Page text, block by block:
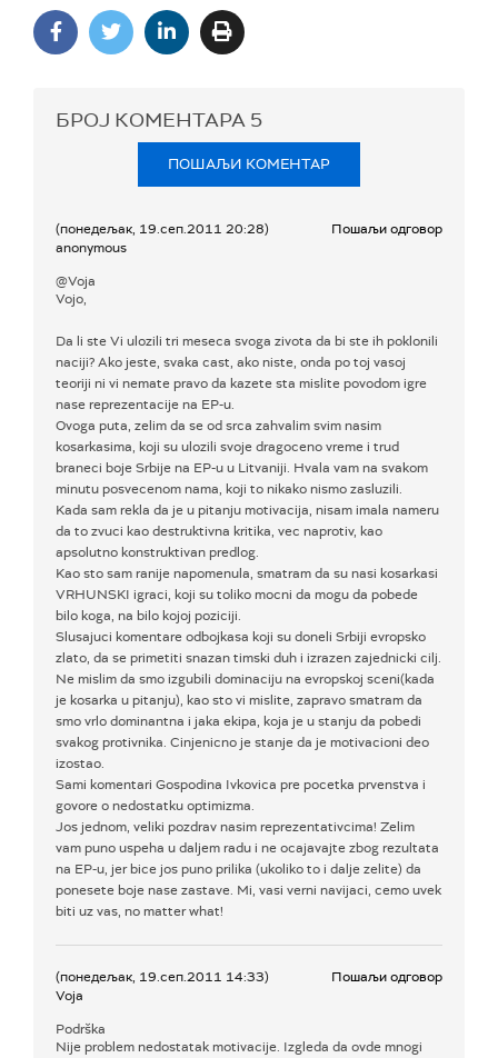
БРОЈ КОМЕНТАРА 5
ПОШАЉИ КОМЕНТАР
(понедељак, 19.сеп.2011 20:28)
anonymous
Пошаљи одговор
@Voja
Vojo,
Da li ste Vi ulozili tri meseca svoga zivota da bi ste ih poklonili
naciji? Ako jeste, svaka cast, ako niste, onda po toj vasoj
teoriji ni vi nemate pravo da kazete sta mislite povodom igre
nase reprezentacije na EP-u.
Ovoga puta, zelim da se od srca zahvalim svim nasim
kosarkasima, koji su ulozili svoje dragoceno vreme i trud
braneci boje Srbije na EP-u u Litvaniji. Hvala vam na svakom
minutu posvecenom nama, koji to nikako nismo zasluzili.
Kada sam rekla da je u pitanju motivacija, nisam imala nameru
da to zvuci kao destruktivna kritika, vec naprotiv, kao
apsolutno konstruktivan predlog.
Kao sto sam ranije napomenula, smatram da su nasi kosarkasi
VRHUNSKI igraci, koji su toliko mocni da mogu da pobede
bilo koga, na bilo kojoj poziciji.
Slusajuci komentare odbojkasa koji su doneli Srbiji evropsko
zlato, da se primetiti snazan timski duh i izrazen zajednicki cilj.
Ne mislim da smo izgubili dominaciju na evropskoj sceni(kada
je kosarka u pitanju), kao sto vi mislite, zapravo smatram da
smo vrlo dominantna i jaka ekipa, koja je u stanju da pobedi
svakog protivnika. Cinjenicno je stanje da je motivacioni deo
izostao.
Sami komentari Gospodina Ivkovica pre pocetka prvenstva i
govore o nedostatku optimizma.
Jos jednom, veliki pozdrav nasim reprezentativcima! Zelim
vam puno uspeha u daljem radu i ne ocajavajte zbog rezultata
na EP-u, jer bice jos puno prilika (ukoliko to i dalje zelite) da
ponesete boje nase zastave. Mi, vasi verni navijaci, cemo uvek
biti uz vas, no matter what!
(понедељак, 19.сеп.2011 14:33)
Voja
Пошаљи одговор
Podrška
Nije problem nedostatak motivacije. Izgleda da ovde mnogi